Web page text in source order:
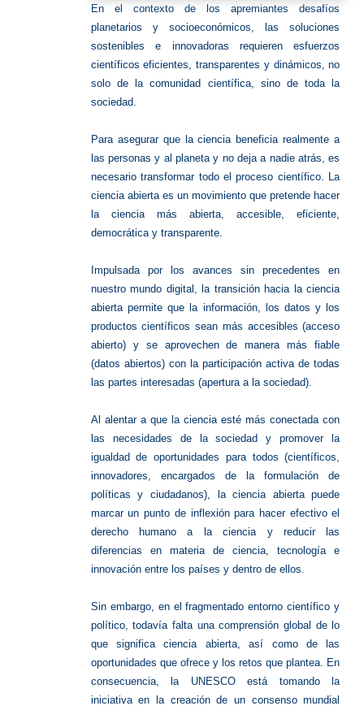
En el contexto de los apremiantes desafíos
planetarios y socioeconómicos, las soluciones
sostenibles e innovadoras requieren esfuerzos
científicos eficientes, transparentes y dinámicos, no
solo de la comunidad científica, sino de toda la
sociedad.
Para asegurar que la ciencia beneficia realmente a
las personas y al planeta y no deja a nadie atrás, es
necesario transformar todo el proceso científico. La
ciencia abierta es un movimiento que pretende hacer
la ciencia más abierta, accesible, eficiente,
democrática y transparente.
Impulsada por los avances sin precedentes en
nuestro mundo digital, la transición hacia la ciencia
abierta permite que la información, los datos y los
productos científicos sean más accesibles (acceso
abierto) y se aprovechen de manera más fiable
(datos abiertos) con la participación activa de todas
las partes interesadas (apertura a la sociedad).
Al alentar a que la ciencia esté más conectada con
las necesidades de la sociedad y promover la
igualdad de oportunidades para todos (científicos,
innovadores, encargados de la formulación de
políticas y ciudadanos), la ciencia abierta puede
marcar un punto de inflexión para hacer efectivo el
derecho humano a la ciencia y reducir las
diferencias en materia de ciencia, tecnología e
innovación entre los países y dentro de ellos.
Sin embargo, en el fragmentado entorno científico y
político, todavía falta una comprensión global de lo
que significa ciencia abierta, así como de las
oportunidades que ofrece y los retos que plantea. En
consecuencia, la UNESCO está tomando la
iniciativa en la creación de un consenso mundial